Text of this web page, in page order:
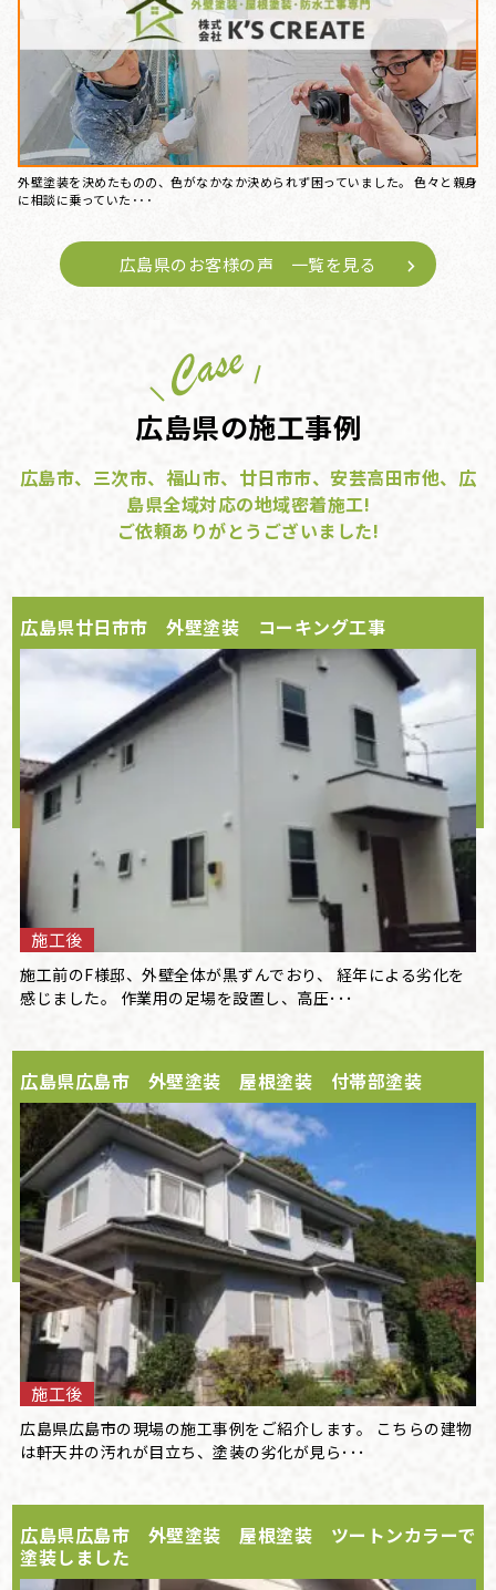
外壁塗装を決めたものの、色がなかなか決められず困っていました。 色々と親身
に相談に乗っていた･･･
広島県のお客様の声 一覧を見る
広島県の施工事例
広島市、三次市、福山市、廿日市市、安芸高田市他、広
島県全域対応の地域密着施工!
ご依頼ありがとうございました!
広島県廿日市市 外壁塗装 コーキング工事
施工後
施工前のF様邸、外壁全体が黒ずんでおり、 経年による劣化を
感じました。 作業用の足場を設置し、高圧･･･
広島県広島市 外壁塗装 屋根塗装 付帯部塗装
施工後
広島県広島市の現場の施工事例をご紹介します。 こちらの建物
は軒天井の汚れが目立ち、塗装の劣化が見ら･･･
広島県広島市 外壁塗装 屋根塗装 ツートンカラーで
塗装しました